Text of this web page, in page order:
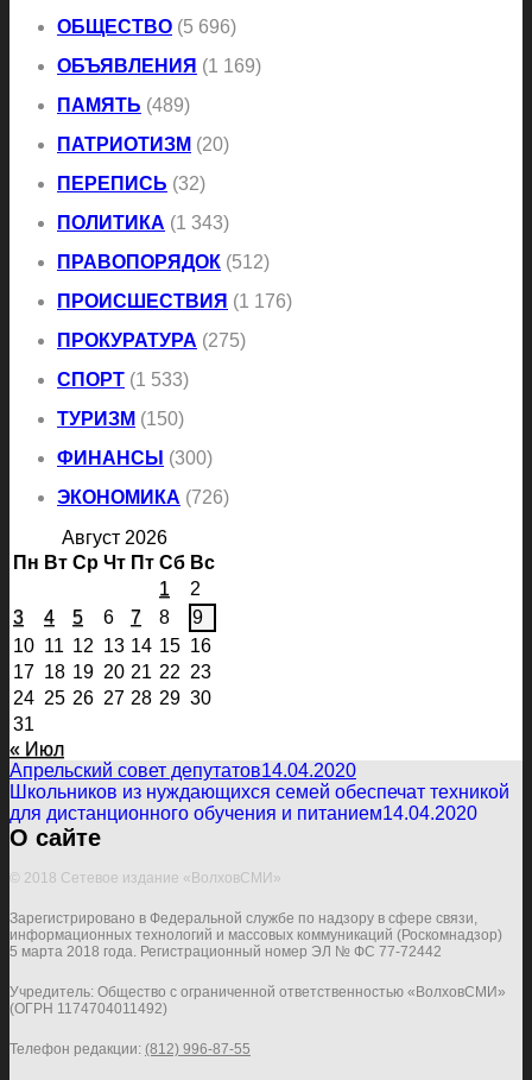
ОБЩЕСТВО (5 696)
ОБЪЯВЛЕНИЯ (1 169)
ПАМЯТЬ (489)
ПАТРИОТИЗМ (20)
ПЕРЕПИСЬ (32)
ПОЛИТИКА (1 343)
ПРАВОПОРЯДОК (512)
ПРОИСШЕСТВИЯ (1 176)
ПРОКУРАТУРА (275)
СПОРТ (1 533)
ТУРИЗМ (150)
ФИНАНСЫ (300)
ЭКОНОМИКА (726)
Август 2026
Пн Вт Ср Чт Пт Сб Вс
1
2
3
4 5 6 7 8
9
10 11 12 13 14 15 16
17 18 19 20 21 22 23
24 25 26 27 28 29 30
31
« Июл
Апрельский совет депутатов14.04.2020
Школьников из нуждающихся семей обеспечат техникой
для дистанционного обучения и питанием14.04.2020
О сайте
© 2018 Сетевое издание «ВолховСМИ»
Зарегистрировано в Федеральной службе по надзору в сфере связи,
информационных технологий и массовых коммуникаций (Роскомнадзор)
5 марта 2018 года. Регистрационный номер ЭЛ № ФС 77-72442
Учредитель: Общество с ограниченной ответственностью «ВолховСМИ»
(ОГРН 1174704011492)
Телефон редакции: (812) 996-87-55